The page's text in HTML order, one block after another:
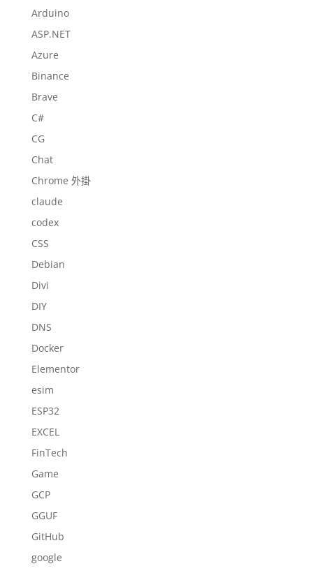
Arduino
ASP.NET
Azure
Binance
Brave
C#
CG
Chat
Chrome 外掛
claude
codex
CSS
Debian
Divi
DIY
DNS
Docker
Elementor
esim
ESP32
EXCEL
FinTech
Game
GCP
GGUF
GitHub
google